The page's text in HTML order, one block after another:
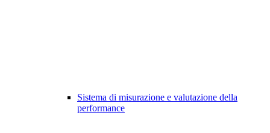
Sistema di misurazione e valutazione della
performance